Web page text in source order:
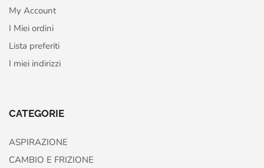
My Account
I Miei ordini
Lista preferiti
I miei indirizzi
CATEGORIE
ASPIRAZIONE
CAMBIO E FRIZIONE